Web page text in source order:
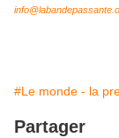
#Le monde - la
Partager